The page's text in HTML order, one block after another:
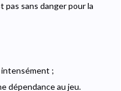
sans danger pour la
;
dépendance au jeu.